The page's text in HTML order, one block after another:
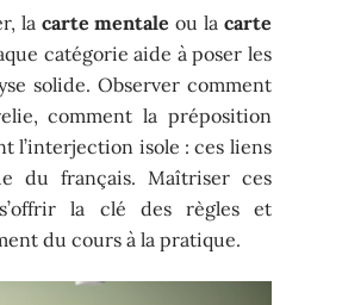
la carte mentale ou la carte
catégorie aide à poser les
solide. Observer comment
comment la préposition
l’interjection isole : ces liens
du français. Maîtriser ces
s’offrir la clé des règles et
du cours à la pratique.